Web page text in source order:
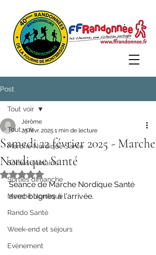
Post
Tout voir
Marche Nordique Santé
Sorties semaine
Sorties dimanche
Marche Nordique
Rando Santé
Week-end et séjours
Evènement
Tout voir
Samedi 22 février 2025 - Marche
Nordique Santé
Jérôme
23 févr. 2025 1 min de lecture
Noté NaN étoiles sur 5.
Séance de Marche Nordique Santé
avec bugnes à l'arrivée.